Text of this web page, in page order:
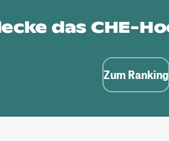
das CHE-
Zum Ranking